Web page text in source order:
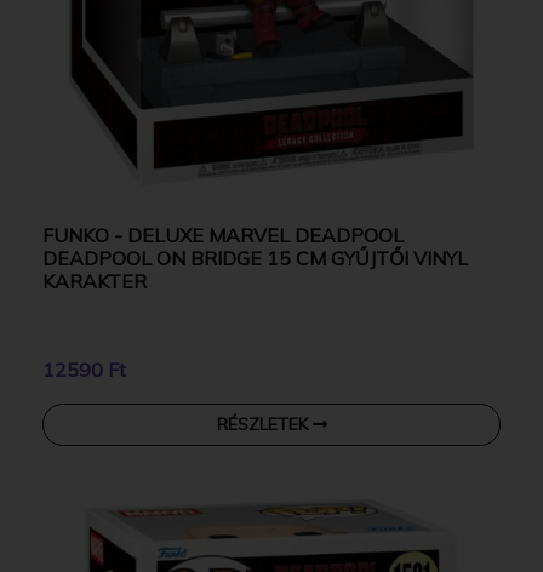
FUNKO - DELUXE MARVEL DEADPOOL
DEADPOOL ON BRIDGE 15 CM GYŰJTŐI VINYL
KARAKTER
12590 Ft
RÉSZLETEK